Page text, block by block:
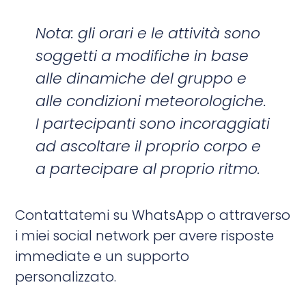
Nota: gli orari e le attività sono
soggetti a modifiche in base
alle dinamiche del gruppo e
alle condizioni meteorologiche.
I partecipanti sono incoraggiati
ad ascoltare il proprio corpo e
a partecipare al proprio ritmo.
Contattatemi su WhatsApp o attraverso
i miei social network per avere risposte
immediate e un supporto
personalizzato.